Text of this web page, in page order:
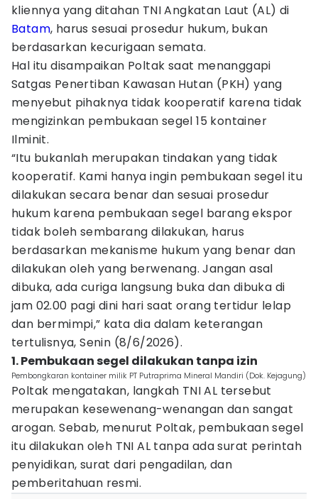
kliennya yang ditahan TNI Angkatan Laut (AL) di
Batam, harus sesuai prosedur hukum, bukan
berdasarkan kecurigaan semata.
Hal itu disampaikan Poltak saat menanggapi
Satgas Penertiban Kawasan Hutan (PKH) yang
menyebut pihaknya tidak kooperatif karena tidak
mengizinkan pembukaan segel 15 kontainer
Ilminit.
“Itu bukanlah merupakan tindakan yang tidak
kooperatif. Kami hanya ingin pembukaan segel itu
dilakukan secara benar dan sesuai prosedur
hukum karena pembukaan segel barang ekspor
tidak boleh sembarang dilakukan, harus
berdasarkan mekanisme hukum yang benar dan
dilakukan oleh yang berwenang. Jangan asal
dibuka, ada curiga langsung buka dan dibuka di
jam 02.00 pagi dini hari saat orang tertidur lelap
dan bermimpi,” kata dia dalam keterangan
tertulisnya, Senin (8/6/2026).
1. Pembukaan segel dilakukan tanpa izin
Pembongkaran kontainer milik PT Putraprima Mineral Mandiri (Dok. Kejagung)
Poltak mengatakan, langkah TNI AL tersebut
merupakan kesewenang-wenangan dan sangat
arogan. Sebab, menurut Poltak, pembukaan segel
itu dilakukan oleh TNI AL tanpa ada surat perintah
penyidikan, surat dari pengadilan, dan
pemberitahuan resmi.